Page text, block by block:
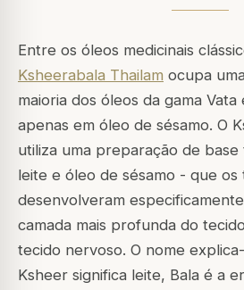
Entre os óleos medicinais
Ksheerabala Thailam ocupa
maioria dos óleos da gama
apenas em óleo de sésamo. O
utiliza uma preparação de
leite e óleo de sésamo - que os
desenvolveram
camada mais profunda do
tecido nervoso. O nome
Ksheer significa leite, Bala é a